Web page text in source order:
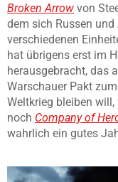
Broken Arrow von
dem sich Russen
verschiedenen
hat übrigens erst im
herausgebracht, das
Warschauer Pakt
Weltkrieg bleiben
noch Company of
wahrlich ein gutes